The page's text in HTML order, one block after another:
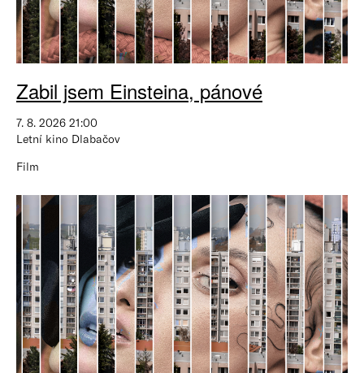
Zabil jsem Einsteina, pánové
7. 8. 2026 21:00
Letní kino Dlabačov
Film